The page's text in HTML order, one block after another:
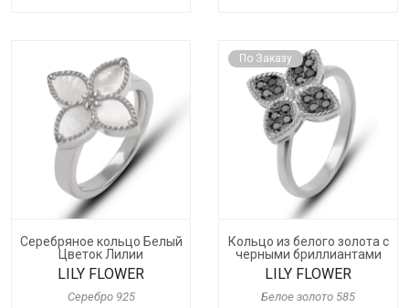
Серебряное кольцо Белый
Цветок Лилии
LILY FLOWER
Серебро 925
По Заказу
Кольцо из белого золота с
черными бриллиантами
LILY FLOWER
Белое золото 585